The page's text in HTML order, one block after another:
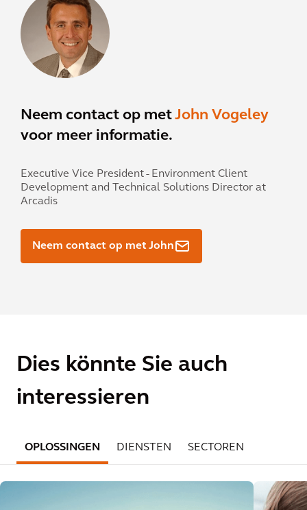
Neem contact op metJohn Vogeley
voor meer informatie.
Executive Vice President - Environment Client
Development and Technical Solutions Director at
Arcadis
Neem contact op met John
Dies könnte Sie auch
interessieren
OPLOSSINGEN DIENSTEN SECTOREN